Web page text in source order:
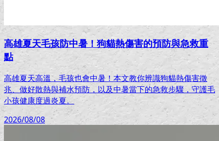
高雄夏天毛孩防中暑！狗貓熱傷害的預防與急救重
點
高雄夏天高溫，毛孩也會中暑！本文教你辨識狗貓熱傷害徵
兆、做好散熱與補水預防，以及中暑當下的急救步驟，守護毛
小孩健康度過炎夏。
2026/08/08